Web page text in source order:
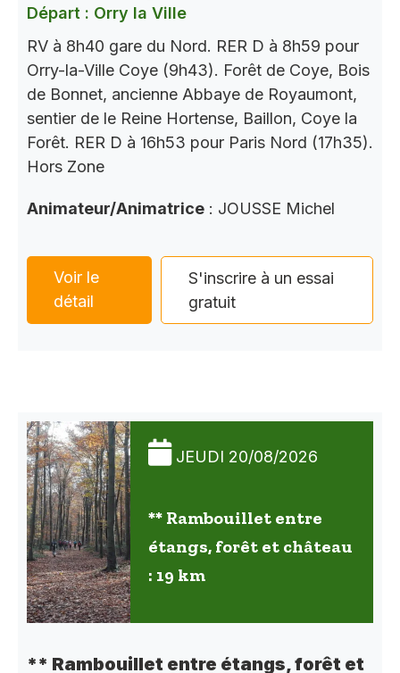
Départ : Orry la Ville
RV à 8h40 gare du Nord. RER D à 8h59 pour
Orry-la-Ville Coye (9h43). Forêt de Coye, Bois
de Bonnet, ancienne Abbaye de Royaumont,
sentier de le Reine Hortense, Baillon, Coye la
Forêt. RER D à 16h53 pour Paris Nord (17h35).
Hors Zone
Animateur/Animatrice : JOUSSE Michel
Voir le
détail
S'inscrire à un essai
gratuit
JEUDI 20/08/2026
** Rambouillet entre
étangs, forêt et château
: 19 km
** Rambouillet entre étangs, forêt et